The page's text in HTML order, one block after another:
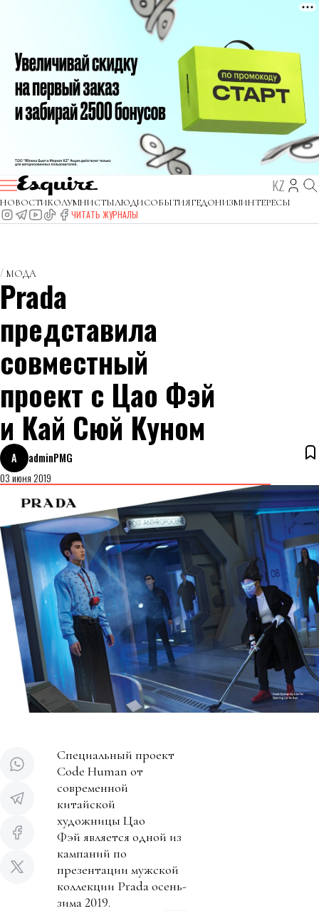
KZ
НОВОСТИКОЛУМНИСТЫЛЮДИСОБЫТИЯГЕДОНИЗМИНТЕРЕСЫ
ЧИТАТЬ ЖУРНАЛЫ
МОДА
Prada
представила
совместный
проект с Цао Фэй
и Кай Сюй Куном
A
adminPMG
03 июня 2019
Специальный проект
Code Human от
современной
китайской
художницы Цао
Фэй является одной из
кампаний по
презентации мужской
коллекции Prada осень-
зима 2019.